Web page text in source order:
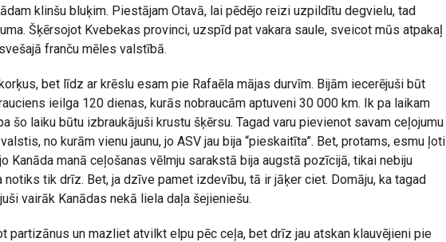
klinšu bluķim. Piestājam Otavā, lai pēdējo reizi uzpildītu degvielu, tad
Šķērsojot Kvebekas provinci, uzspīd pat vakara saule, sveicot mūs atpakaļ
franču mēles valstībā.
bet līdz ar krēslu esam pie Rafaēla mājas durvīm. Bijām iecerējuši būt
ieilga 120 dienas, kurās nobraucām aptuveni 30 000 km. Ik pa laikam
šo laiku būtu izbraukājuši krustu šķērsu. Tagad varu pievienot savam ceļojumu
no kurām vienu jaunu, jo ASV jau bija “pieskaitīta”. Bet, protams, esmu ļoti
Kanāda manā ceļošanas vēlmju sarakstā bija augstā pozīcijā, tikai nebiju
tik drīz. Bet, ja dzīve pamet izdevību, tā ir jāķer ciet. Domāju, ka tagad
vairāk Kanādas nekā liela daļa šejieniešu.
partizānus un mazliet atvilkt elpu pēc ceļa, bet drīz jau atskan klauvējieni pie